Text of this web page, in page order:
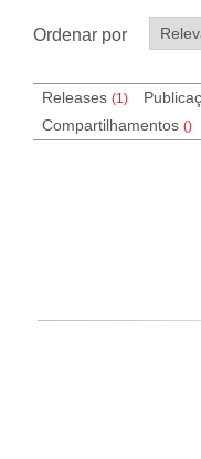
Ordenar por
Releases (1)
Compartilhamentos ()